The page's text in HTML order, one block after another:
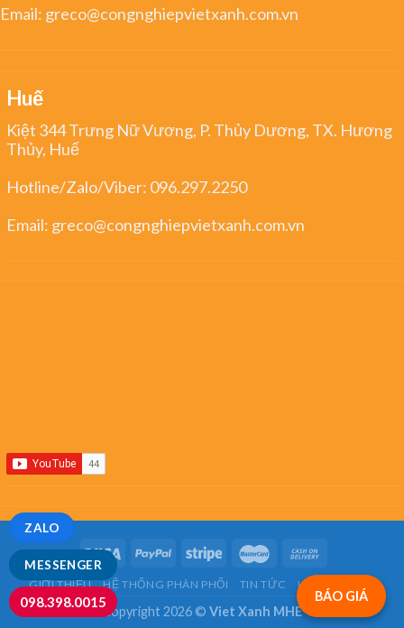
MESSENGER
ZALO
098.398.0015
Email: greco@congnghiepvietxanh.com.vn
Huế
Kiệt 344 Trưng Nữ Vương, P. Thủy Dương, TX. Hương
Thủy, Huế
Hotline/Zalo/Viber: 096.297.2250
Email: greco@congnghiepvietxanh.com.vn
BÁO GIÁ
GIỚI THIỆU HỆ THỐNG PHÂN PHỐI TIN TỨC LIÊN HỆ
Copyright 2026 © Viet Xanh MHE